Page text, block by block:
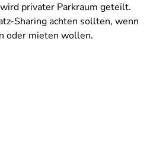
privater Parkraum geteilt.
Sharing achten sollten, wenn
oder mieten wollen.